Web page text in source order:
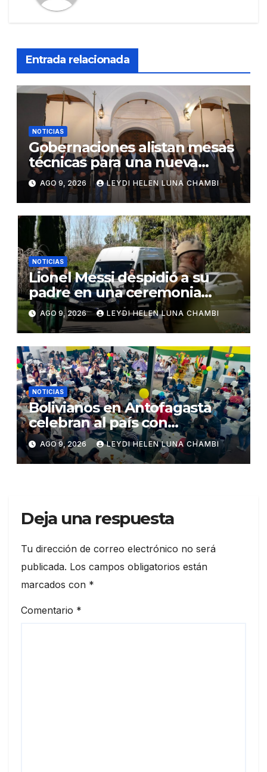
Entrada relacionada
NOTICIAS
Gobernaciones alistan mesas
técnicas para una nueva
distribución tributaria
AGO 9, 2026 LEYDI HELEN LUNA CHAMBI
NOTICIAS
Lionel Messi despidió a su
padre en una ceremonia
íntima en Rosario
AGO 9, 2026 LEYDI HELEN LUNA CHAMBI
NOTICIAS
Bolivianos en Antofagasta
celebran al país con
gastronomía, folclore y un
llamado a la unidad
AGO 9, 2026 LEYDI HELEN LUNA CHAMBI
Deja una respuesta
Tu dirección de correo electrónico no será
publicada. Los campos obligatorios están
marcados con *
Comentario *